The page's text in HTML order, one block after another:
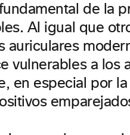
de la
Al igual que
auriculares
vulnerables a los
en especial por